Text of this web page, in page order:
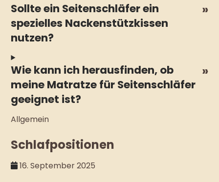
Sollte ein Seitenschläfer ein
spezielles Nackenstützkissen
nutzen?
Wie kann ich herausfinden, ob
meine Matratze für Seitenschläfer
geeignet ist?
Allgemein
Schlafpositionen
16. September 2025